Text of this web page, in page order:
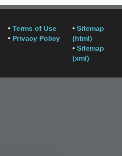
• Terms of Use
• Privacy Policy
• Sitemap
(html)
• Sitemap
(xml)